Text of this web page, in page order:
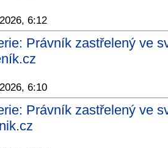
6:12
Právník zastřelený ve
6:10
Právník zastřelený ve